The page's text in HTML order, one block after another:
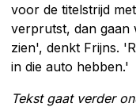
voor de titelstrijd
verprutst, dan gaan
zien', denkt Frijns.
in die auto hebben.'
Tekst gaat verder